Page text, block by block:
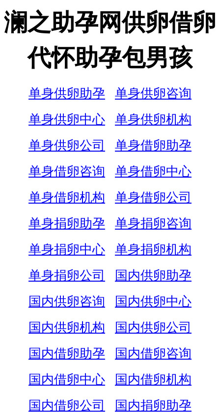
澜之助孕网供卵借卵
代怀助孕包男孩
单身供卵助孕
单身供卵咨询
单身供卵中心
单身供卵机构
单身供卵公司
单身借卵助孕
单身借卵咨询
单身借卵中心
单身借卵机构
单身借卵公司
单身捐卵助孕
单身捐卵咨询
单身捐卵中心
单身捐卵机构
单身捐卵公司
国内供卵助孕
国内供卵咨询
国内供卵中心
国内供卵机构
国内供卵公司
国内借卵助孕
国内借卵咨询
国内借卵中心
国内借卵机构
国内借卵公司
国内捐卵助孕